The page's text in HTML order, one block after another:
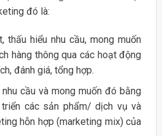
đó là:
thấu hiểu nhu cầu, mong muốn
hàng thông qua các hoạt động
đánh giá, tổng hợp.
nhu cầu và mong muốn đó bằng
các sản phẩm/ dịch vụ và
hỗn hợp (marketing mix) của